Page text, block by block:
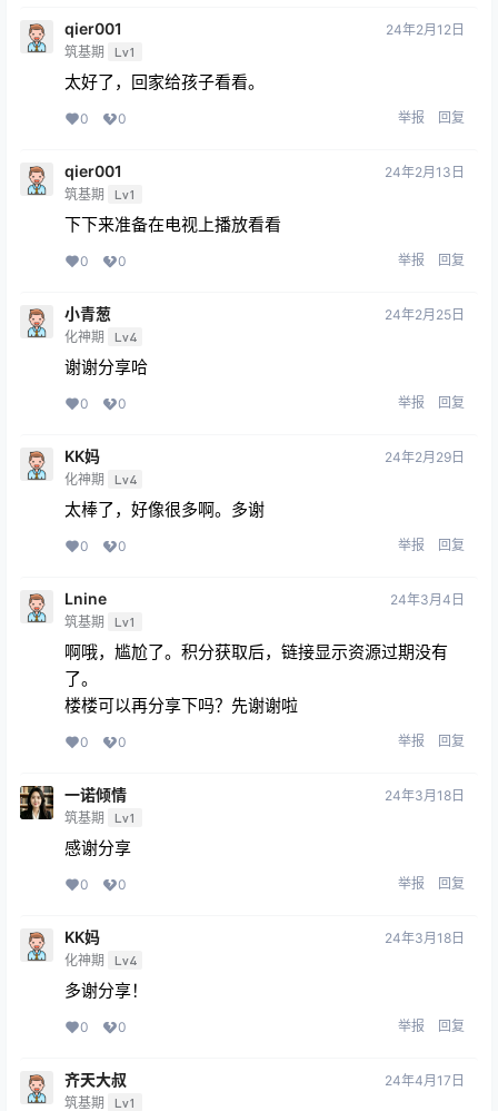
qier001
筑基期 Lv1
24年2月12日
太好了，回家给孩子看看。
0 0 举报 回复
qier001
筑基期 Lv1
24年2月13日
下下来准备在电视上播放看看
0 0 举报 回复
小青葱
化神期 Lv4
24年2月25日
谢谢分享哈
0 0 举报 回复
KK妈
化神期 Lv4
24年2月29日
太棒了，好像很多啊。多谢
0 0 举报 回复
Lnine
筑基期 Lv1
24年3月4日
啊哦，尴尬了。积分获取后，链接显示资源过期没有
了。
楼楼可以再分享下吗？先谢谢啦
0 0 举报 回复
一诺倾情
筑基期 Lv1
24年3月18日
感谢分享
0 0 举报 回复
KK妈
化神期 Lv4
24年3月18日
多谢分享！
0 0 举报 回复
齐天大叔
筑基期 Lv1
24年4月17日